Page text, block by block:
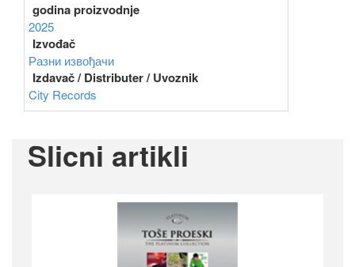
godina proizvodnje
2025
Izvođač
Разни извођачи
Izdavač / Distributer / Uvoznik
City Records
Slicni artikli